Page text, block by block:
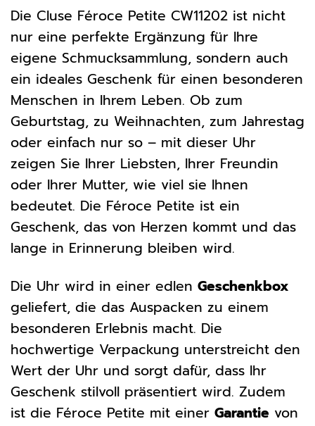
Die Cluse Féroce Petite CW11202 ist nicht
nur eine perfekte Ergänzung für Ihre
eigene Schmucksammlung, sondern auch
ein ideales Geschenk für einen besonderen
Menschen in Ihrem Leben. Ob zum
Geburtstag, zu Weihnachten, zum Jahrestag
oder einfach nur so – mit dieser Uhr
zeigen Sie Ihrer Liebsten, Ihrer Freundin
oder Ihrer Mutter, wie viel sie Ihnen
bedeutet. Die Féroce Petite ist ein
Geschenk, das von Herzen kommt und das
lange in Erinnerung bleiben wird.
Die Uhr wird in einer edlen Geschenkbox
geliefert, die das Auspacken zu einem
besonderen Erlebnis macht. Die
hochwertige Verpackung unterstreicht den
Wert der Uhr und sorgt dafür, dass Ihr
Geschenk stilvoll präsentiert wird. Zudem
ist die Féroce Petite mit einer Garantie von